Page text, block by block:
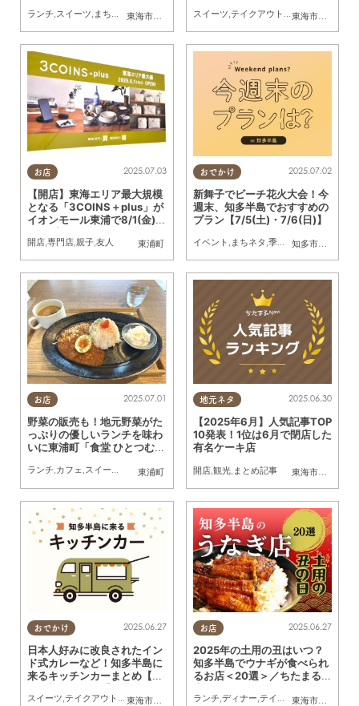
東海市
, 大府市 知多市 ,東浦町,阿久比町 ,半田市,常滑市
ランチ,スイーツ, まちネタ ,季節ネタ トレンド 東海市大府市
スイーツ,テイクアウト ,キッチンカー
お店
東浦町
2025.07.03
【開店】東海エリア最大規模
となる「3COINS＋plus」が
イオンモール東浦で8/1(金)に
オープン
開店,専門店,親子,友人
おでかけ
知多市
,東浦町
2025.07.02
新舞子でビーチ花火大会！今
週末、知多半島でおすすめの
プラン【7/5(土)・7/6(日)】
イベント , まちネタ ,季節ネタ ,まとめ記事
お店
東浦町
2025.07.01
野菜の販売も！地元野菜がた
っぷりの優しいランチを味わ
いに東浦町「食堂 ひとつむ
ランチ,カフェ,スイーツ テイクアウト まちネタ ,行ってみたレポ 友人
地元ネタ
東海市
,大府市
2025.06.30
【2025年6月】人気記事TOP
10発表！1位は6月で閉店した
有名ケーキ店
開店, 観光, まとめ記事
おでかけ
東海市
,大府市 知多市,東浦町,半田市,常滑市,武豊町,
2025.06.27
日本人好みに改良されたイン
ド式カレーなど！知多半島に
来るキッチンカーまとめ【6/
スイーツ,テイクアウト ,キッチンカー イベント,まとめ記事
お店
東海市
,大府市
2025.06.27
2025年の土用の丑はいつ？
知多半島でウナギが食べられ
るお店＜20選＞／ちたまる広
ランチ,ディナー,テイクアウト ,専門店